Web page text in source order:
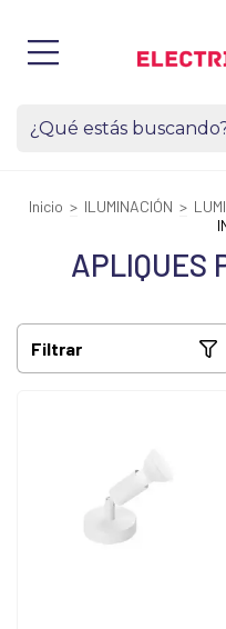
Inicio > ILUMINACIÓN >
APLIQUES
Filtrar